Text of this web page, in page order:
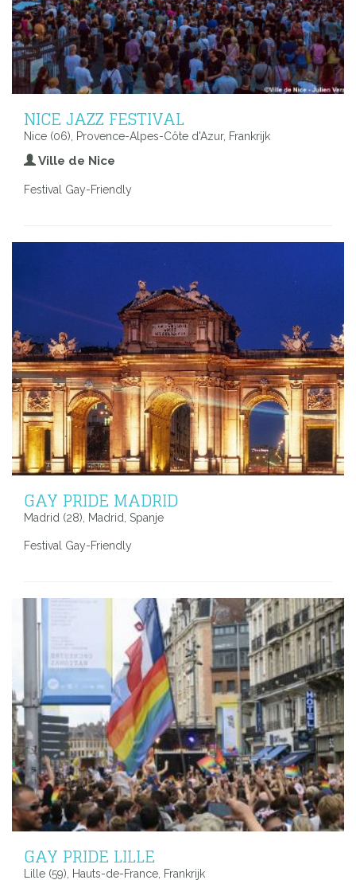
NICE JAZZ FESTIVAL
Nice (06), Provence-Alpes-Côte d'Azur, Frankrijk
Ville de Nice
Festival Gay-Friendly
GAY PRIDE MADRID
Madrid (28), Madrid, Spanje
Festival Gay-Friendly
GAY PRIDE LILLE
Lille (59), Hauts-de-France, Frankrijk